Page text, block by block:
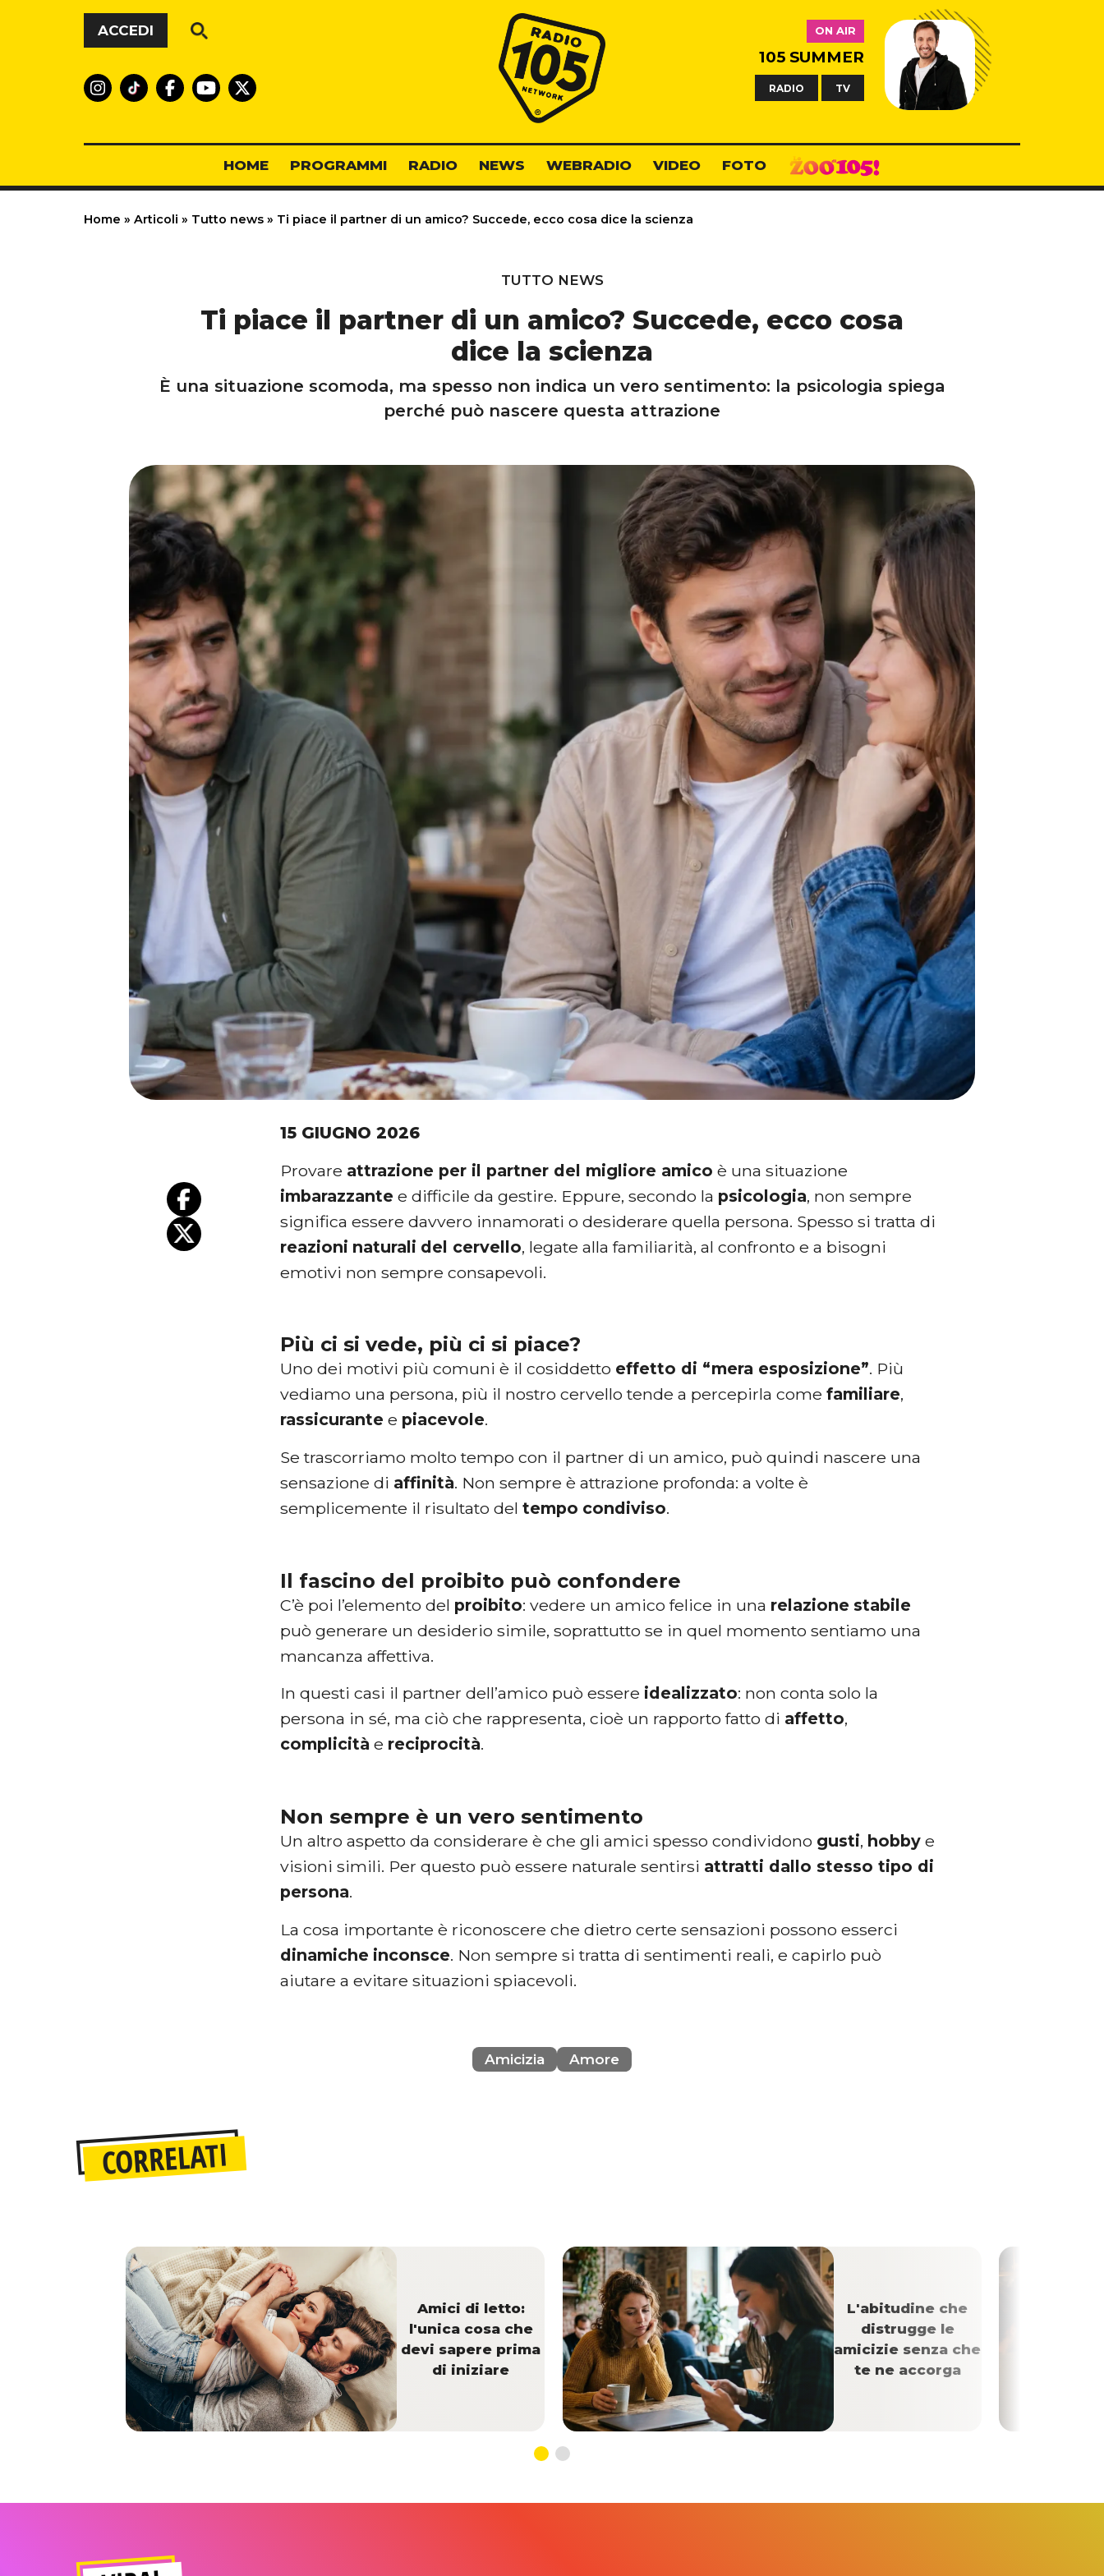
Vai al contenuto
ACCEDI
Radio 105
ON AIR
105 SUMMER
RADIO TV
HOME PROGRAMMI RADIO NEWS WEBRADIO VIDEO FOTO
Home » Articoli » Tutto news » Ti piace il partner di un amico? Succede, ecco cosa dice la scienza
TUTTO NEWS
Ti piace il partner di un amico? Succede, ecco cosa
dice la scienza
È una situazione scomoda, ma spesso non indica un vero sentimento: la psicologia spiega
perché può nascere questa attrazione
15 GIUGNO 2026
Provare attrazione per il partner del migliore amico è una situazione
imbarazzante e difficile da gestire. Eppure, secondo la psicologia, non sempre
significa essere davvero innamorati o desiderare quella persona. Spesso si tratta di
reazioni naturali del cervello, legate alla familiarità, al confronto e a bisogni
emotivi non sempre consapevoli.
Più ci si vede, più ci si piace?
Uno dei motivi più comuni è il cosiddetto effetto di “mera esposizione”. Più
vediamo una persona, più il nostro cervello tende a percepirla comefamiliare,
rassicurante e piacevole.
Se trascorriamo molto tempo con il partner di un amico, può quindi nascere una
sensazione di affinità. Non sempre è attrazione profonda: a volte è
semplicemente il risultato deltempo condiviso.
Il fascino del proibito può confondere
C’è poi l’elemento del proibito: vedere un amico felice in una relazione stabile
può generare un desiderio simile, soprattutto se in quel momento sentiamo una
mancanza affettiva.
In questi casi il partner dell’amico può essere idealizzato: non conta solo la
persona in sé, ma ciò che rappresenta, cioè un rapporto fatto di affetto,
complicità e reciprocità.
Non sempre è un vero sentimento
Un altro aspetto da considerare è che gli amici spesso condividono gusti, hobby e
visioni simili. Per questo può essere naturale sentirsi attratti dallo stesso tipo di
persona.
La cosa importante è riconoscere che dietro certe sensazioni possono esserci
dinamiche inconsce. Non sempre si tratta di sentimenti reali, e capirlo può
aiutare a evitare situazioni spiacevoli.
Amicizia Amore
CORRELATI
Amici di letto:
l'unica cosa che
devi sapere prima
di iniziare
L'abitudine che
distrugge le
amicizie senza che
te ne accorga